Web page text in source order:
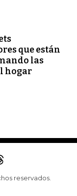
que están
las
hogar
reservados.